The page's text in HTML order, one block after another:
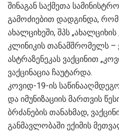
შინაგან საქმეთა
გამოძიებით დადგინდა, რომ
ახალციხეში, შპს
კლინიკის თანამშრომელს –
ასტრაზენეკას ვაქცინით
ვაქცინაცია ჩაუტარდა.
კოვიდ-19-ის
და იმუნიზაციის მართვის
ბრძანების თანახმად,
განმავლობაში ექიმის